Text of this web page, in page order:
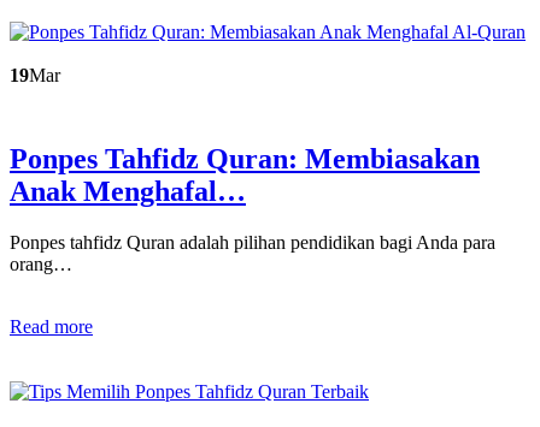
19Mar
Ponpes Tahfidz Quran: Membiasakan
Anak Menghafal…
Ponpes tahfidz Quran adalah pilihan pendidikan bagi Anda para
orang…
Read more